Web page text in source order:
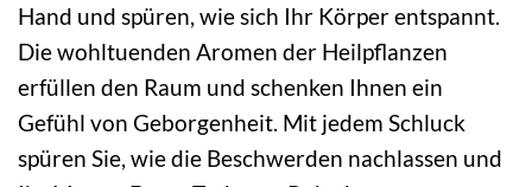
Hand und spüren, wie sich Ihr Körper entspannt.
Die wohltuenden Aromen der Heilpflanzen
erfüllen den Raum und schenken Ihnen ein
Gefühl von Geborgenheit. Mit jedem Schluck
spüren Sie, wie die Beschwerden nachlassen und